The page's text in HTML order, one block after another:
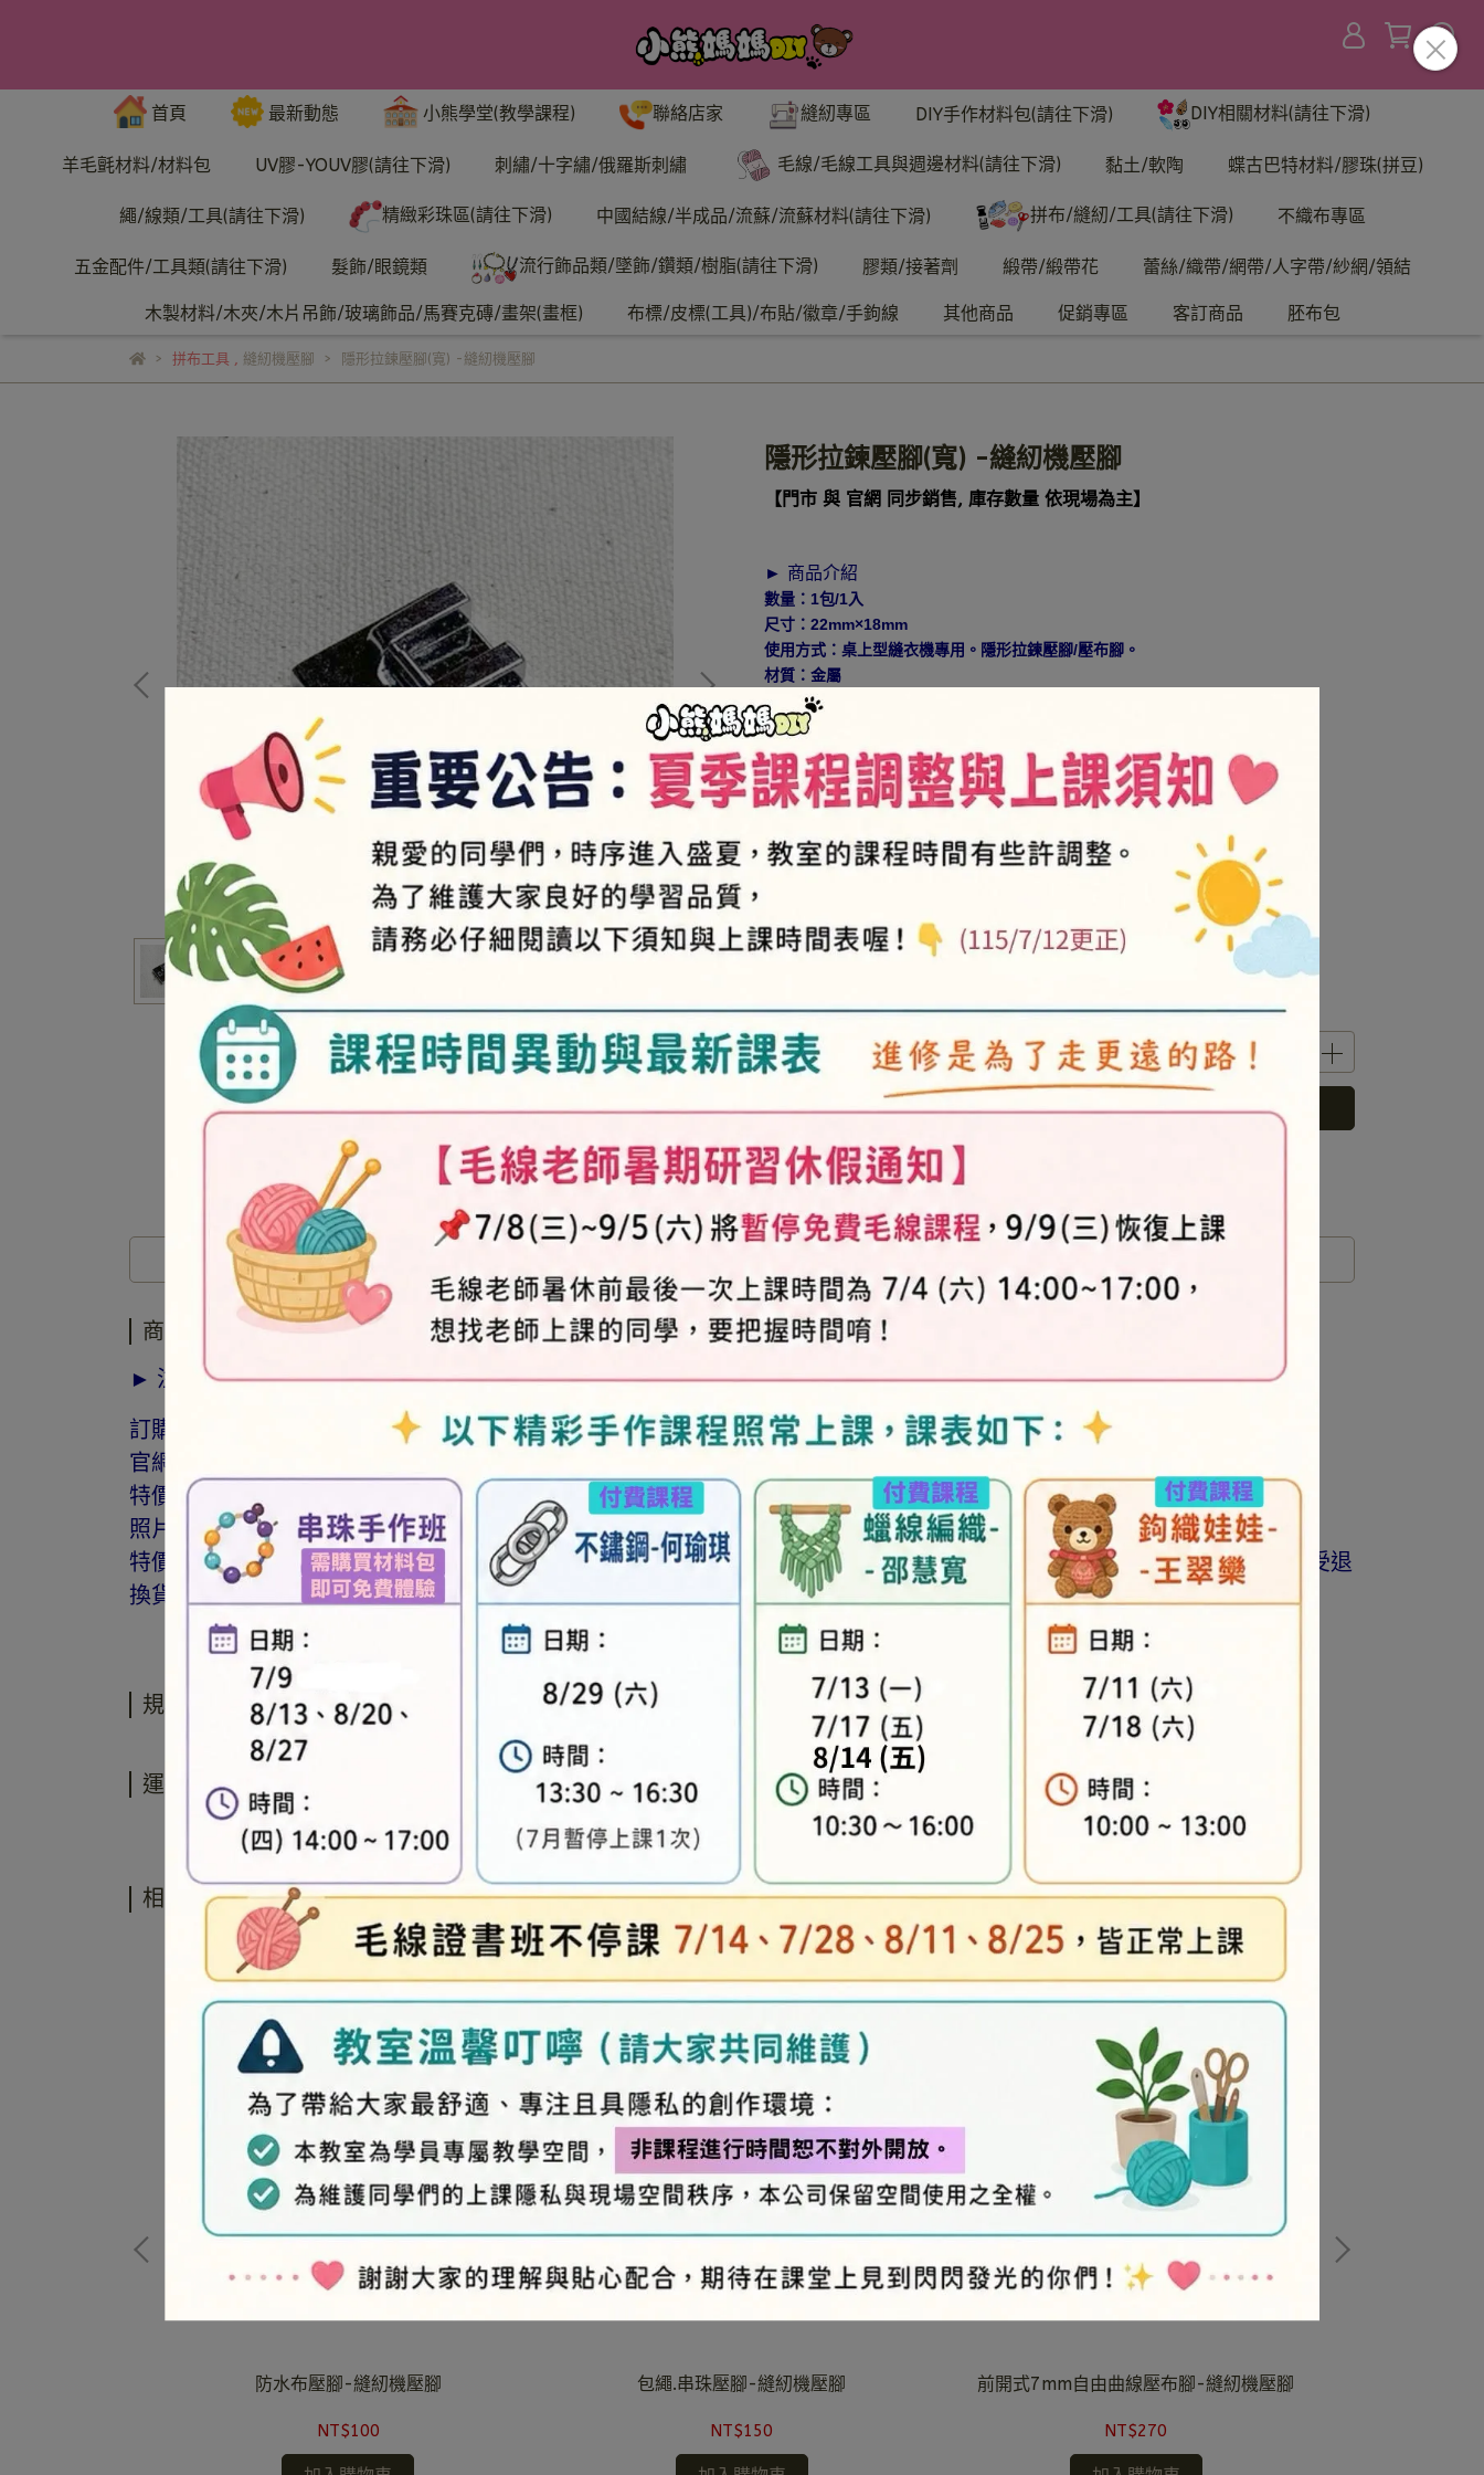
首頁 最新動態 小熊學堂(教學課程) 聯絡店家 縫紉專區 DIY手作材料包(請往下滑) DIY相關材料(請往下滑)
羊毛氈材料/材料包 UV膠-YOUV膠(請往下滑) 刺繡/十字繡/俄羅斯刺繡 毛線/毛線工具與週邊材料(請往下滑) 黏土/軟陶 蝶古巴特材料/膠珠(拼豆)
繩/線類/工具(請往下滑) 精緻彩珠區(請往下滑) 中國結線/半成品/流蘇/流蘇材料(請往下滑) 拼布/縫紉/工具(請往下滑) 不織布專區
五金配件/工具類(請往下滑) 髮飾/眼鏡類 流行飾品類/墜飾/鑽類/樹脂(請往下滑) 膠類/接著劑 緞帶/緞帶花 蕾絲/織帶/網帶/人字帶/紗網/領結
木製材料/木夾/木片吊飾/玻璃飾品/馬賽克磚/畫架(畫框) 布標/皮標(工具)/布貼/徽章/手鉤線 其他商品 促銷專區 客訂商品 胚布包
拼布工具 , 縫紉機壓腳 隱形拉鍊壓腳(寬) -縫紉機壓腳
隱形拉鍊壓腳(寬) -縫紉機壓腳
【門市 與 官網 同步銷售, 庫存數量 依現場為主】
► 商品介紹
數量：1包/1入
尺寸：22mm×18mm
使用方式：桌上型縫衣機專用。隱形拉鍊壓腳/壓布腳。
材質：金屬
產地：台灣
貼心小提醒：如不確定能不能使用，歡迎提供機器廠牌與型號。
►NT$180 此為品牌商品，VIP/金卡會員不折扣
► 如何加入會員⇒https://pse.is/3njdxz
NT$180
商品編號: SED2208-11
加入購物車 立即購買
加入最愛 此商品 「 最高 」可以折抵紅利
商品介紹
商品介紹
► 注意事項
訂購前請詳閱「線上訂購流程說明」及「退換貨需知」，謝謝。
官網與門市同步銷售，如遇缺貨會由專人與您聯繫。
特價商品，會員不再提供折扣優惠。
照片因拍攝光線與螢幕色差而有所差異，實際顏色與網路呈現略有不同，將以實際出貨商品為準。
特價品、客訂商品、毛線、緞帶、繩線、零碼商品、工具、消耗性商品(如膠類…等)，與著作權商品(如書籍…等)，恕不接受退
換貨。
規格說明
運送方式
相關商品
防水布壓腳-縫紉機壓腳
NT$100
包繩.串珠壓腳-縫紉機壓腳
NT$150
前開式7mm自由曲線壓布腳-縫紉機壓腳
NT$270